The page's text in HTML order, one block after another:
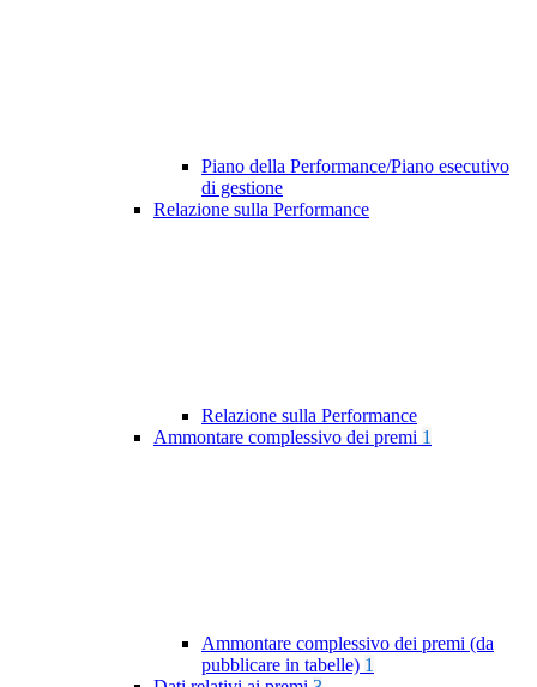
Piano della Performance/Piano esecutivo
di gestione
Relazione sulla Performance
Relazione sulla Performance
Ammontare complessivo dei premi 1
Ammontare complessivo dei premi (da
pubblicare in tabelle) 1